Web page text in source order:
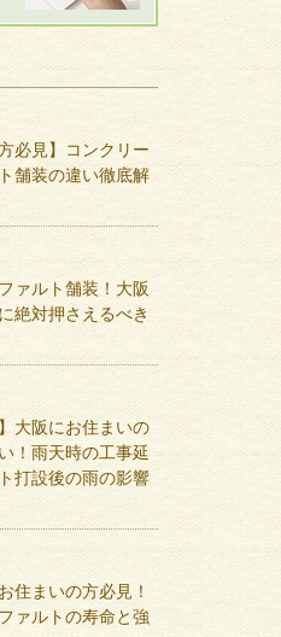
必見】コンクリー
舗装の違い徹底解
ァルト舗装！大阪
絶対押さえるべき
大阪にお住まいの
！雨天時の工事延
打設後の雨の影響
住まいの方必見！
ァルトの寿命と強